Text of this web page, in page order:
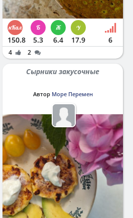
150.8 5.3 6.4 17.9 6
4 2
Сырники закусочные
Автор Море Перемен